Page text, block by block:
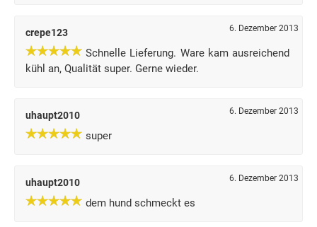
crepe123 6. Dezember 2013
Schnelle Lieferung. Ware kam ausreichend
kühl an, Qualität super. Gerne wieder.
uhaupt2010 6. Dezember 2013
super
uhaupt2010 6. Dezember 2013
dem hund schmeckt es